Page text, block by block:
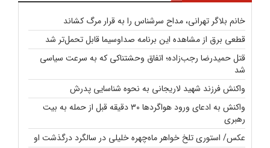
خانم بلاگر تهرانی، مداح سرشناس را به قرار مرگ کشاند
قطعی برق از مشاهده این برنامه صداوسیما قابل تحمل‌تر شد
قتل حمیدرضا رجب‌زاده؛ اتفاق وحشتناکی که به سرعت سیاسی
شد
واکنش فرزند شهید لاریجانی به نحوه شناسایی پدرش
واکنش به ادعای ورود هواگردها ۳۰ دقیقه قبل از حمله به بیت
رهبری
عکس/ استوری تلخ خواهر ماه‌چهره خلیلی در سالگرد درگذشت او